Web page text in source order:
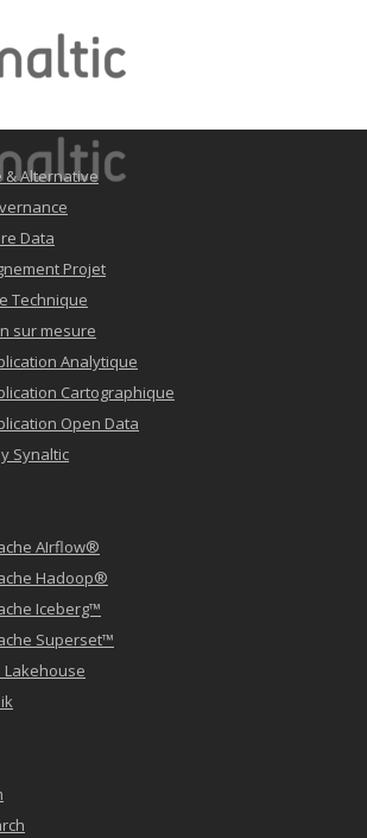
& Alternative
Data
Projet
Technique
sur mesure
Analytique
Cartographique
Open Data
Synaltic
AIrflow®
Hadoop®
Iceberg™
Superset™
Lakehouse